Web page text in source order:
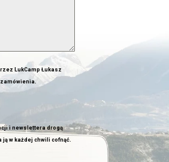
LukCamp Łukasz
i newslettera drogą
w każdej chwili cofnąć.